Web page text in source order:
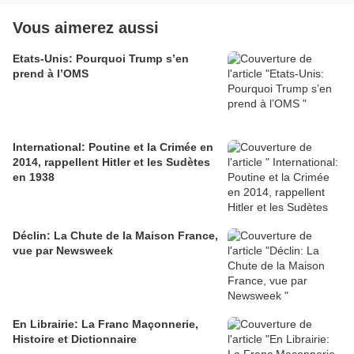
Vous aimerez aussi
Etats-Unis: Pourquoi Trump s’en
prend à l’OMS
International: Poutine et la Crimée en
2014, rappellent Hitler et les Sudètes
en 1938
Déclin: La Chute de la Maison France,
vue par Newsweek
En Librairie: La Franc Maçonnerie,
Histoire et Dictionnaire